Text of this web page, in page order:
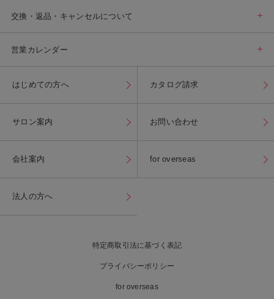
交換・返品・キャンセルについて
営業カレンダー
はじめての方へ カタログ請求
サロン案内 お問い合わせ
会社案内 for overseas
法人の方へ
特定商取引法に基づく表記
プライバシーポリシー
for overseas